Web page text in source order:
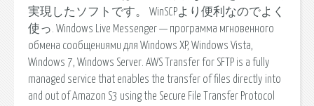
実現したソフトです。 WinSCPより便利なのでよく
使っ. Windows Live Messenger — программа мгновенного
обмена сообщениями для Windows XP, Windows Vista,
Windows 7, Windows Server. AWS Transfer for SFTP is a fully
managed service that enables the transfer of files directly into
and out of Amazon S3 using the Secure File Transfer Protocol